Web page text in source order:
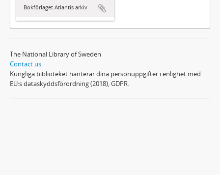
Bokförlaget Atlantis arkiv
The National Library of Sweden
Contact us
Kungliga biblioteket hanterar dina personuppgifter i enlighet med
EU:s dataskyddsförordning (2018), GDPR.